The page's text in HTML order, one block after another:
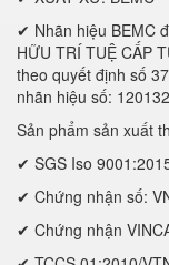
✔ Nhãn hiệu BEMC
HỮU TRÍ TUỆ CẤP
theo quyết định số
nhãn hiệu số:
Sản phẩm sản xuất
✔ SGS Iso
✔ Chứng nhận số:
✔ Chứng nhận